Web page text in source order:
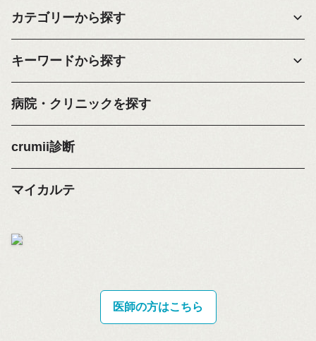
カテゴリーから探す
キーワードから探す
病院・クリニックを探す
crumii診断
マイカルテ
医師の方はこちら